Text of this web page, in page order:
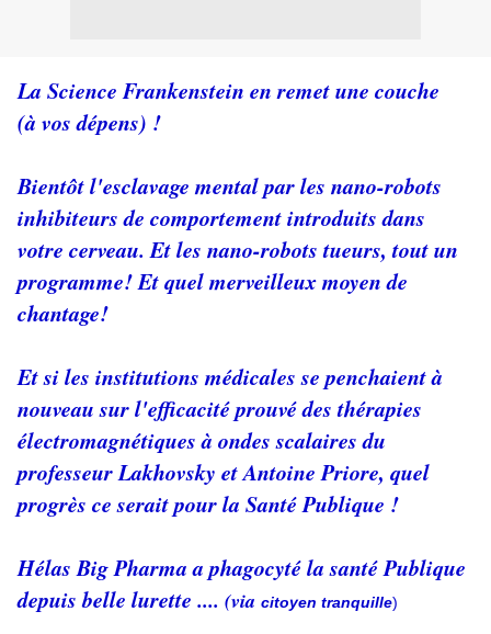
La Science Frankenstein en remet une couche
(à vos dépens) !
Bientôt l'esclavage mental par les nano-robots
inhibiteurs de comportement introduits dans
votre cerveau. Et les nano-robots tueurs, tout un
programme! Et quel merveilleux moyen de
chantage!
Et si les institutions médicales se penchaient à
nouveau sur l'efficacité prouvé des thérapies
électromagnétiques à ondes scalaires du
professeur Lakhovsky et Antoine Priore, quel
progrès ce serait pour la Santé Publique !
Hélas Big Pharma a phagocyté la santé Publique
depuis belle lurette .... (via citoyen tranquille)